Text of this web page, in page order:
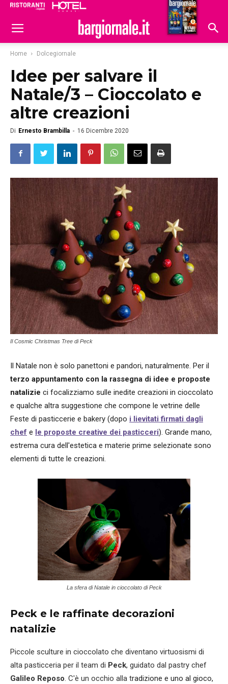
Hoteldomani
Home Dolcegiornale
Idee per salvare il
Natale/3 – Cioccolato e
altre creazioni
Di Ernesto Brambilla - 16 Dicembre 2020
Il Cosmic Christmas Tree di Peck
Il Natale non è solo panettoni e pandori, naturalmente. Per il
terzo appuntamento con la rassegna di idee e proposte
natalizie ci focalizziamo sulle inedite creazioni in cioccolato
e qualche altra suggestione che compone le vetrine delle
Feste di pasticcerie e bakery (dopo i lievitati firmati dagli
chef e le proposte creative dei pasticceri). Grande mano,
estrema cura dell'estetica e materie prime selezionate sono
elementi di tutte le creazioni.
La sfera di Natale in cioccolato di Peck
Peck e le raffinate decorazioni
natalizie
Piccole sculture in cioccolato che diventano virtuosismi di
alta pasticceria per il team di Peck, guidato dal pastry chef
Galileo Reposo. C'è un occhio alla tradizione e uno al gioco,